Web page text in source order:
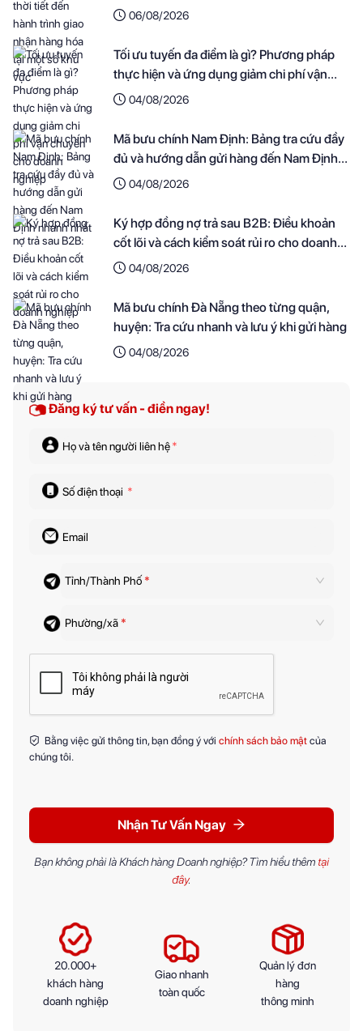
khu vực
06/08/2026
Tối ưu tuyến đa điểm là gì? Phương pháp
thực hiện và ứng dụng giảm chi phí vận
chuyển cho doanh nghiệp
04/08/2026
Mã bưu chính Nam Định: Bảng tra cứu đầy
đủ và hướng dẫn gửi hàng đến Nam Định
nhanh nhất
04/08/2026
Ký hợp đồng nợ trả sau B2B: Điều khoản
cốt lõi và cách kiểm soát rủi ro cho doanh
nghiệp
04/08/2026
Mã bưu chính Đà Nẵng theo từng quận,
huyện: Tra cứu nhanh và lưu ý khi gửi hàng
04/08/2026
Đăng ký tư vấn - điền ngay!
Họ và tên người liên hệ*
Số điện thoại *
Email
Tỉnh/Thành Phố *
Phường/xã *
Bằng việc gửi thông tin, bạn đồng ý với chính sách bảo mật của
chúng tôi.
Nhận Tư Vấn Ngay
Bạn không phải là Khách hàng Doanh nghiệp? Tìm hiểu thêm tại
đây.
20.000+
khách hàng
doanh nghiệp
Giao nhanh
toàn quốc
Quản lý đơn
hàng
thông minh